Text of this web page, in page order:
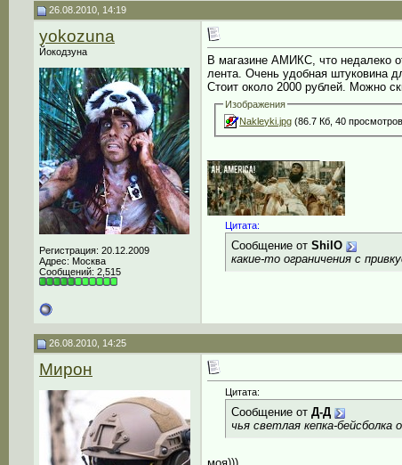
26.08.2010, 14:19
yokozuna
Йокодзуна
Регистрация: 20.12.2009
Адрес: Москва
Сообщений: 2,515
В магазине АМИКС, что недалеко
лента. Очень удобная штуковина
Стоит около 2000 рублей. Можно
Изображения
Nakleyki.jpg (86.7 Кб, 40
Цитата:
Сообщение от ShilO
какие-то ограничения с
26.08.2010, 14:25
Мирон
Цитата:
Сообщение от Д-Д
чья светлая кепка-бейсболка